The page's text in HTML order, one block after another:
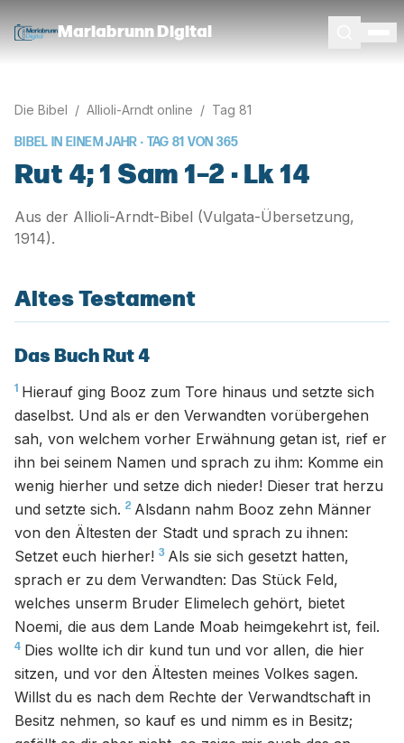
Mariabrunn Digital
Die Bibel / Allioli-Arndt online / Tag 81
BIBEL IN EINEM JAHR · TAG81 VON 365
Rut 4; 1 Sam 1–2 · Lk 14
Aus der Allioli-Arndt-Bibel (Vulgata-Übersetzung,
1914).
Altes Testament
Das Buch Rut 4
1 Hierauf ging Booz zum Tore hinaus und setzte sich
daselbst. Und als er den Verwandten vorübergehen
sah, von welchem vorher Erwähnung getan ist, rief er
ihn bei seinem Namen und sprach zu ihm: Komme ein
wenig hierher und setze dich nieder! Dieser trat herzu
und setzte sich. 2 Alsdann nahm Booz zehn Männer
von den Ältesten der Stadt und sprach zu ihnen:
Setzet euch hierher! 3 Als sie sich gesetzt hatten,
sprach er zu dem Verwandten: Das Stück Feld,
welches unserm Bruder Elimelech gehört, bietet
Noemi, die aus dem Lande Moab heimgekehrt ist, feil.
4 Dies wollte ich dir kund tun und vor allen, die hier
sitzen, und vor den Ältesten meines Volkes sagen.
Willst du es nach dem Rechte der Verwandtschaft in
Besitz nehmen, so kauf es und nimm es in Besitz;